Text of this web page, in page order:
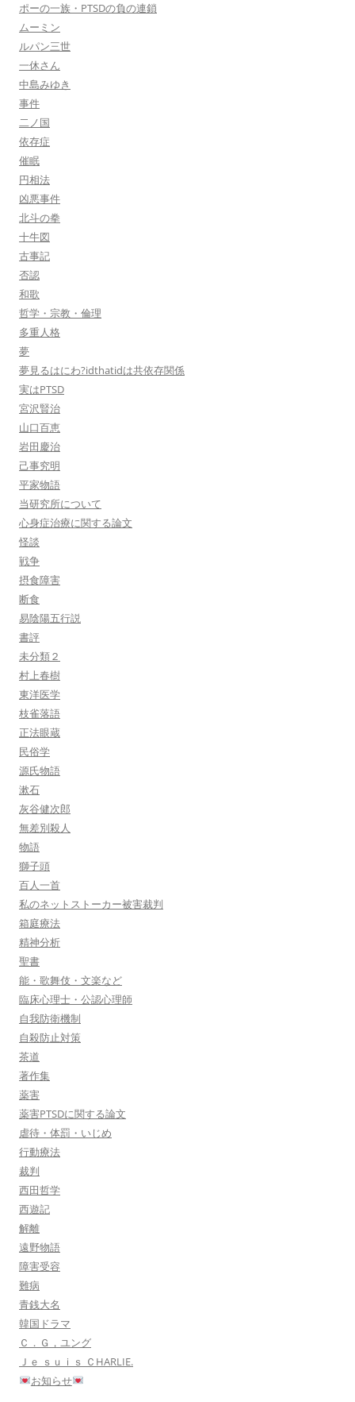
ポーの一族・PTSDの負の連鎖
ムーミン
ルパン三世
一休さん
中島みゆき
事件
二ノ国
依存症
催眠
円相法
凶悪事件
北斗の拳
十牛図
古事記
否認
和歌
哲学・宗教・倫理
多重人格
夢
夢見るはにわ?idthatidは共依存関係
実はPTSD
宮沢賢治
山口百恵
岩田慶治
己事究明
平家物語
当研究所について
心身症治療に関する論文
怪談
戦争
摂食障害
断食
易陰陽五行説
書評
未分類２
村上春樹
東洋医学
枝雀落語
正法眼蔵
民俗学
源氏物語
漱石
灰谷健次郎
無差別殺人
物語
獅子頭
百人一首
私のネットストーカー被害裁判
箱庭療法
精神分析
聖書
能・歌舞伎・文楽など
臨床心理士・公認心理師
自我防衛機制
自殺防止対策
茶道
著作集
薬害
薬害PTSDに関する論文
虐待・体罰・いじめ
行動療法
裁判
西田哲学
西遊記
解離
遠野物語
障害受容
難病
青銭大名
韓国ドラマ
Ｃ．Ｇ，ユング
Ｊｅ ｓｕｉｓ ＣHARLIE.
お知らせ